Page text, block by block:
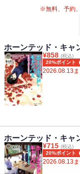
※無料、予約
ホーンテッド・キ
¥858 (税込)
20%ポイント
2026.08.13
ホーンテッド・キャ
¥715 (税込)
20%ポイント
2026.08.13